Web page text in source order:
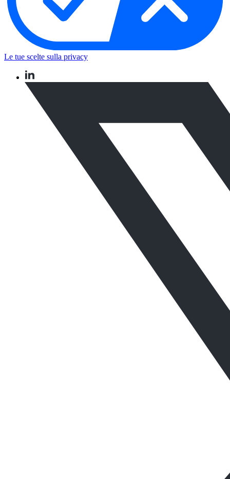
Le tue scelte sulla privacy